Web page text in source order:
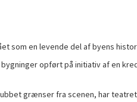
som en levende del af byens
opført på initiativ af en
grænser fra scenen, har